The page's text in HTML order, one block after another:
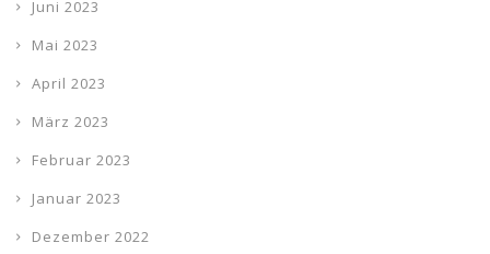
Juni 2023
Mai 2023
April 2023
März 2023
Februar 2023
Januar 2023
Dezember 2022